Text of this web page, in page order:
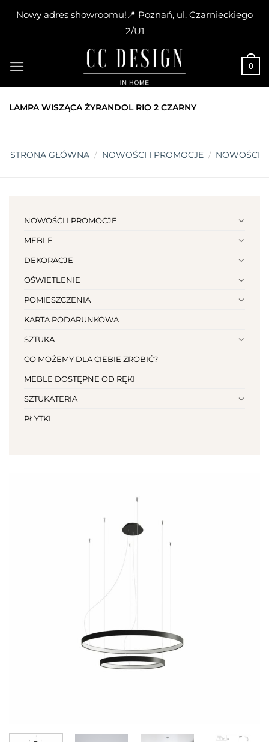
Nowy adres showroomu!📍 Poznań, ul. Czarnieckiego
2/U1
content
0
LAMPA WISZĄCA ŻYRANDOL RIO 2 CZARNY
STRONA GŁÓWNA / NOWOŚCI I PROMOCJE / NOWOŚCI
NOWOŚCI I PROMOCJE
MEBLE
DEKORACJE
OŚWIETLENIE
POMIESZCZENIA
KARTA PODARUNKOWA
SZTUKA
CO MOŻEMY DLA CIEBIE ZROBIĆ?
MEBLE DOSTĘPNE OD RĘKI
SZTUKATERIA
PŁYTKI